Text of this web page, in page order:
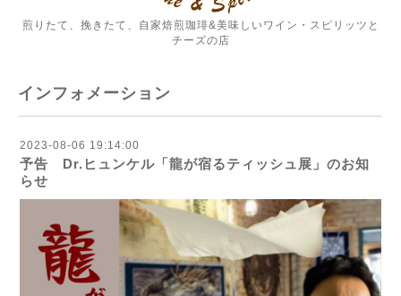
煎りたて、挽きたて、自家焙煎珈琲&美味しいワイン・スピリッツと
チーズの店
インフォメーション
2023-08-06 19:14:00
予告 Dr.ヒュンケル「龍が宿るティッシュ展」のお知
らせ